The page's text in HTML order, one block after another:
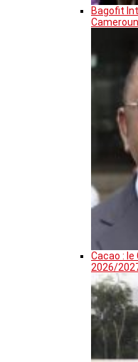
Bagofit
Cacao :
2026/